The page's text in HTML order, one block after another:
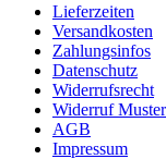
Lieferzeiten
Versandkosten
Zahlungsinfos
Datenschutz
Widerrufsrecht
Widerruf
AGB
Impressum